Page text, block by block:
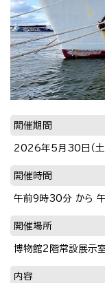
開催期間
2026年5月30日（土
開催時間
午前9時30分 から
開催場所
博物館2階常設展示室
内容